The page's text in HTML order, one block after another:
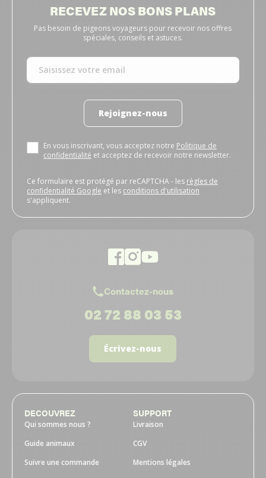
RECEVEZ NOS BONS PLANS
Pas besoin de pigeons voyageurs pour recevoir nos offres
spéciales, conseils et astuces.
Rejoignez-nous
En vous inscrivant, vous acceptez notre Politique de
confidentialité et acceptez de recevoir notre newsletter.
Ce formulaire est protégé par reCAPTCHA - les règles de
confidentialité Google et les conditions d'utilisation
s'appliquent.
Contactez-nous
02 72 88 03 53
Écrivez-nous
DECOUVREZ
Qui sommes nous ?
Guide animaux
Suivre une commande
SUPPORT
Livraison
CGV
Mentions légales